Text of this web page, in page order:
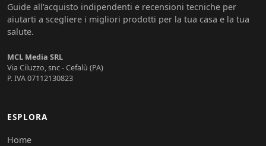
Guide all'acquisto indipendenti e recensioni tecniche per
aiutarti a scegliere i migliori prodotti per la tua casa e la tua
salute.
MCL Media SRL
Via Ciluzzo, snc - Cefalù (PA)
P. IVA 07112130823
ESPLORA
Home